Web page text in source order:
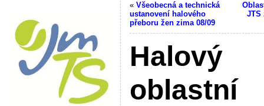
« Všeobecná a technická
ustanovení halového
přeboru žen zima 08/09
JTS
Halový
oblastní